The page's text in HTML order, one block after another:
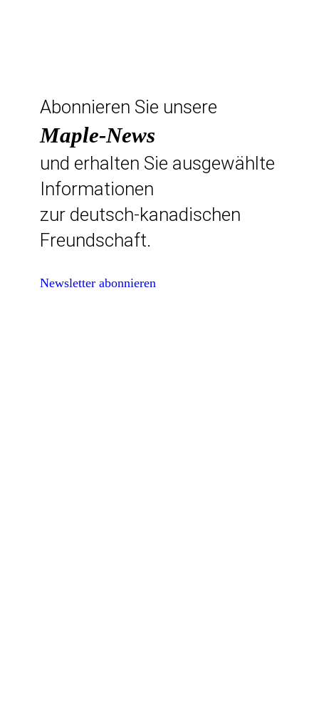
Abonnieren Sie unsere
Maple-News
und erhalten Sie ausgewählte
Informationen
zur deutsch-kanadischen
Freundschaft.
Newsletter abonnieren